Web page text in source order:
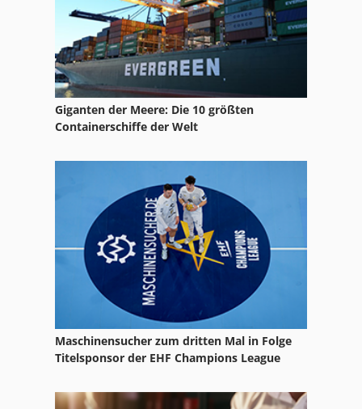
Scheppach Hobelmaschine
Scheuch
Schliesing Hacker
Schneckenhacker
Schränkmaschine
Schwabedissen
Schärfgerät
Giganten der Meere: Die 10 größten
Containerschiffe der Welt
Maschinensucher zum dritten Mal in Folge
Titelsponsor der EHF Champions League